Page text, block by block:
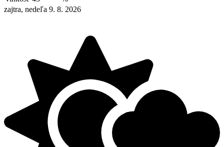
zajtra, nedeľa 9. 8. 2026